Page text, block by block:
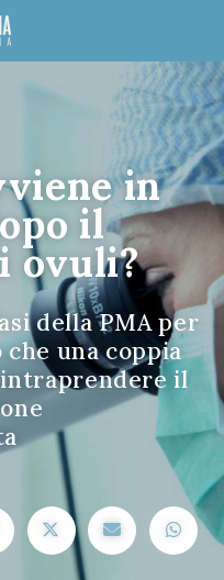
in
il
ovuli?
della PMA per
una coppia
il